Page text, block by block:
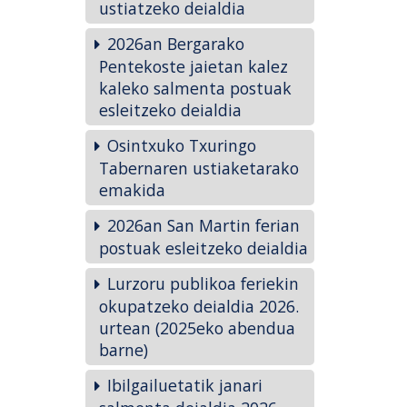
ustiatzeko deialdia
2026an Bergarako
Pentekoste jaietan kalez
kaleko salmenta postuak
esleitzeko deialdia
Osintxuko Txuringo
Tabernaren ustiaketarako
emakida
2026an San Martin ferian
postuak esleitzeko deialdia
Lurzoru publikoa feriekin
okupatzeko deialdia 2026.
urtean (2025eko abendua
barne)
Ibilgailuetatik janari